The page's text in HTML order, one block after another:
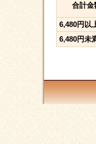
合計金
6,480円以
6,480円未